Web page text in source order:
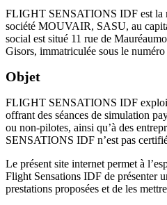
FLIGHT SENSATIONS IDF est la
société MOUVAIR, SASU, au
social est situé 11 rue de
Gisors, immatriculée sous le
Objet
FLIGHT SENSATIONS IDF
offrant des séances de simulation
ou non-pilotes, ainsi qu’à des
SENSATIONS IDF n’est pas
Le présent site internet permet à
Flight Sensations IDF de présenter
prestations proposées et de les